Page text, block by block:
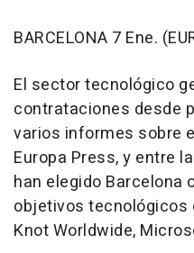
BARCELONA 7 Ene.
El sector tecnológico
contrataciones desde
varios informes sobre
Europa Press, y entre
han elegido Barcelona
objetivos tecnológicos
Knot Worldwide,